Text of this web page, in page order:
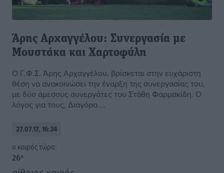
Άρης Αρχαγγέλου: Συνεργασία με
Μουστάκα και Χαρτοφύλη
Ο Γ.Φ.Σ. Άρης Αρχαγγέλου, βρίσκεται στην ευχάριστη
θέση να ανακοινώσει την έναρξη της συνεργασίας του,
με δύο άμεσους συνεργάτες του Στάθη Φαρμακίδη. Ο
λόγος για τους, Διαγόρα ...
27.07.17, 16:34
o καιρός τώρα:
26°